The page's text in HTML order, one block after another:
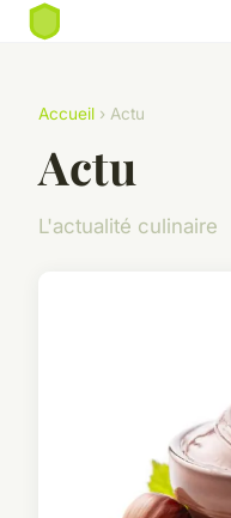
Accueil › Actu
Actu
L'actualité culinaire